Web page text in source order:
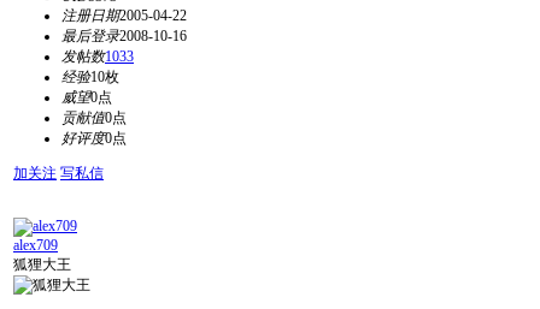
注册日期2005-04-22
最后登录2008-10-16
发帖数1033
经验10枚
威望0点
贡献值0点
好评度0点
加关注 写私信
alex709
狐狸大王